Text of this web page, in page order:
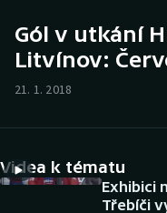
Hokej
Cyklistika
Gól v utkání
Litvínov:
21. 1. 2018
Videa k tématu
Exhibici
Třebíči